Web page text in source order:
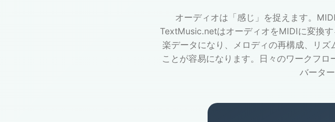
オーディオは「感じ」を捉えます。
TextMusic.netはオーディオをMIDIに変換
楽データになり、メロディの再構成、リ
ことが容易になります。日々のワークフ
バーター